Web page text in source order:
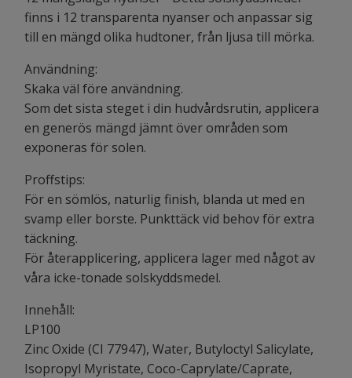
finns i 12 transparenta nyanser och anpassar sig
till en mängd olika hudtoner, från ljusa till mörka.
Användning:
Skaka väl före användning.
Som det sista steget i din hudvårdsrutin, applicera
en generös mängd jämnt över områden som
exponeras för solen.
Proffstips:
För en sömlös, naturlig finish, blanda ut med en
svamp eller borste. Punkttäck vid behov för extra
täckning.
För återapplicering, applicera lager med något av
våra icke-tonade solskyddsmedel.
Innehåll:
LP100
Zinc Oxide (CI 77947), Water, Butyloctyl Salicylate,
Isopropyl Myristate, Coco-Caprylate/Caprate,